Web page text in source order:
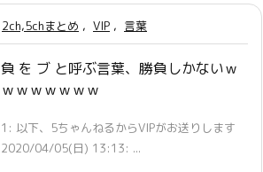
2ch,5chまとめ , VIP , 言葉
負 を ブ と呼ぶ言葉、勝負しかないｗ
ｗｗｗｗｗｗｗ
1: 以下、5ちゃんねるからVIPがお送りします
2020/04/05(日) 13:13: ...